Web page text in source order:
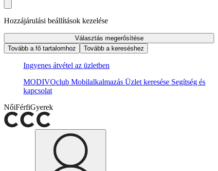
Hozzájárulási beállítások kezelése
Választás megerősítése
Tovább a fő tartalomhoz
Tovább a kereséshez
Ingyenes átvétel az üzletben
MODIVOclub Mobilalkalmazás Üzlet keresése Segítség és
kapcsolat
NőiFérfiGyerek